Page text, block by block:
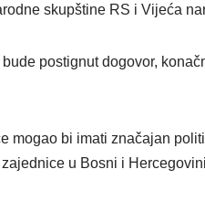
skupštine RS i Vijeća
postignut dogovor,
mogao bi imati značajan
u Bosni i